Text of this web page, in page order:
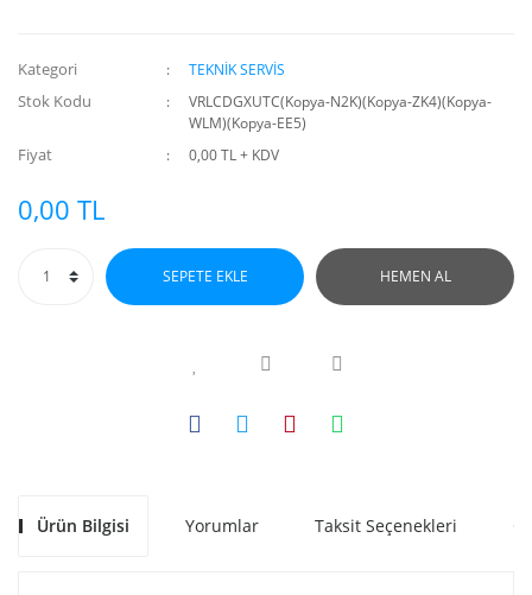
Kategori TEKNİK SERVİS
Stok Kodu
VRLCDGXUTC(Kopya-N2K)(Kopya-ZK4)(Kopya-
WLM)(Kopya-EE5)
Fiyat 0,00 TL + KDV
0,00 TL
SEPETE EKLE HEMEN AL
Ürün Bilgisi Yorumlar Taksit Seçenekleri